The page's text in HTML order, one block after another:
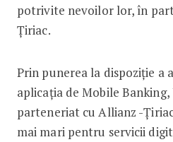
potrivite nevoilor lor, în
Țiriac.
Prin punerea la dispoziție a
aplicația de Mobile
parteneriat cu Allianz -
mai mari pentru servicii